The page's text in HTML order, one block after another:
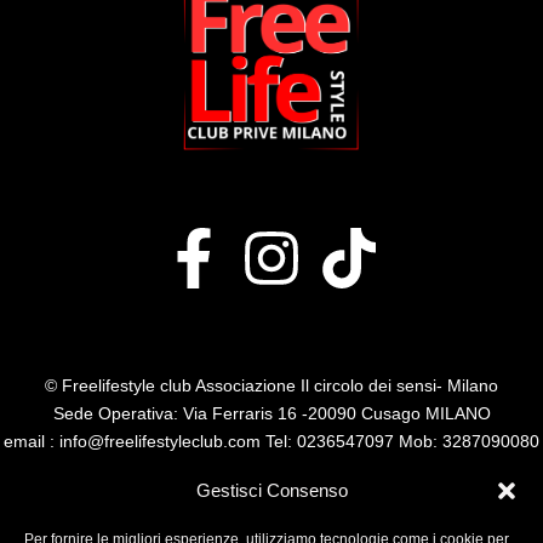
Gestisci Consenso
Per fornire le migliori esperienze, utilizziamo tecnologie come i cookie per
© Freelifestyle club Associazione Il circolo dei sensi- Milano
Sede Operativa: Via Ferraris 16 -20090 Cusago MILANO
email : info@freelifestyleclub.com Tel: 0236547097 Mob: 3287090080